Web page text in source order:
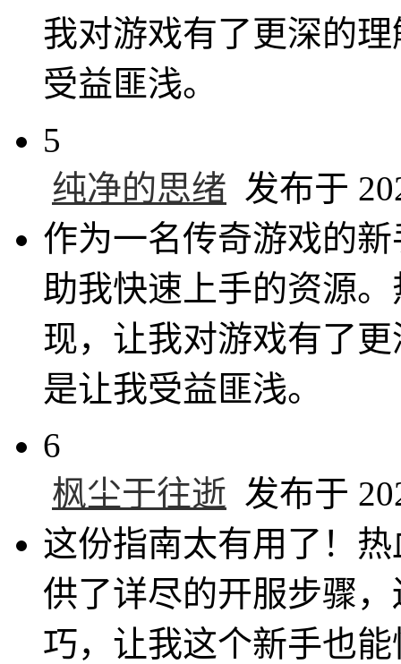
我对游戏有了更深的
受益匪浅。
5
纯净的思绪 发布于
作为一名传奇游戏的
助我快速上手的资源
现，让我对游戏有了
是让我受益匪浅。
6
枫尘于往逝 发布于
这份指南太有用了！
供了详尽的开服步骤
巧，让我这个新手也